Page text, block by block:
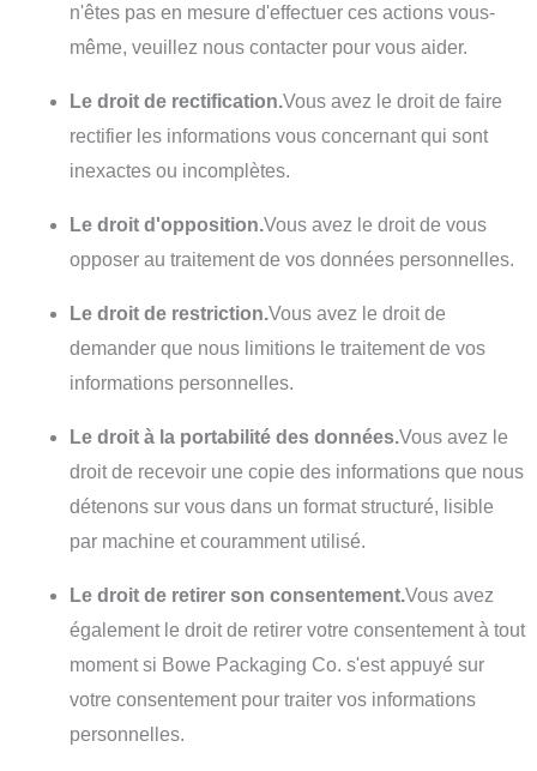
n'êtes pas en mesure d'effectuer ces actions vous-
même, veuillez nous contacter pour vous aider.
Le droit de rectification.Vous avez le droit de faire
rectifier les informations vous concernant qui sont
inexactes ou incomplètes.
Le droit d'opposition.Vous avez le droit de vous
opposer au traitement de vos données personnelles.
Le droit de restriction.Vous avez le droit de
demander que nous limitions le traitement de vos
informations personnelles.
Le droit à la portabilité des données.Vous avez le
droit de recevoir une copie des informations que nous
détenons sur vous dans un format structuré, lisible
par machine et couramment utilisé.
Le droit de retirer son consentement.Vous avez
également le droit de retirer votre consentement à tout
moment si Bowe Packaging Co. s'est appuyé sur
votre consentement pour traiter vos informations
personnelles.